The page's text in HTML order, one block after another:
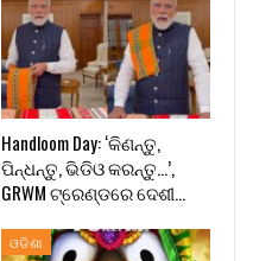
Handloom Day: ‘କିଣନ୍ତୁ,
ପିନ୍ଧନ୍ତୁ, ଭିଡିଓ କରନ୍ତୁ…’,
GRWM ଟ୍ରେଣ୍ଡରେ ଦେଶୀ…
ଓଡିଶା